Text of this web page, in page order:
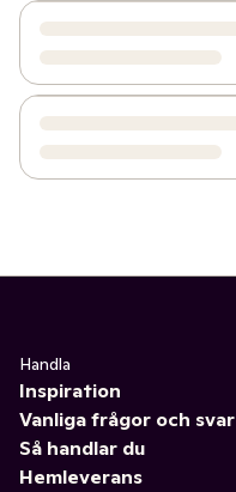
Handla
Inspiration
Vanliga frågor och svar
Så handlar du
Hemleverans